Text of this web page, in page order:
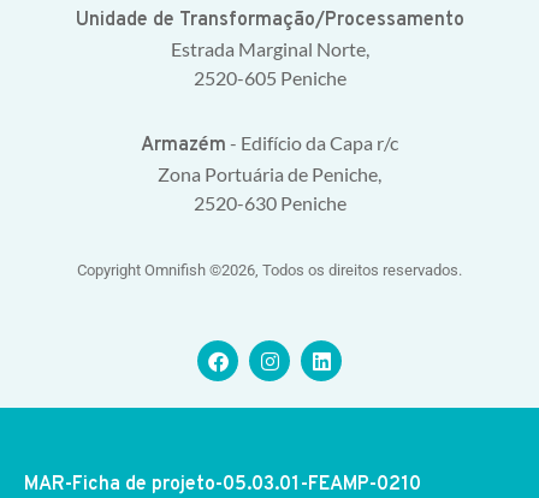
Unidade de Transformação/Processamento
Estrada Marginal Norte,
2520-605 Peniche
Armazém - Edifício da Capa r/c
Zona Portuária de Peniche,
2520-630 Peniche
Copyright Omnifish ©2026, Todos os direitos reservados.
MAR-Ficha de projeto-05.03.01-FEAMP-0210